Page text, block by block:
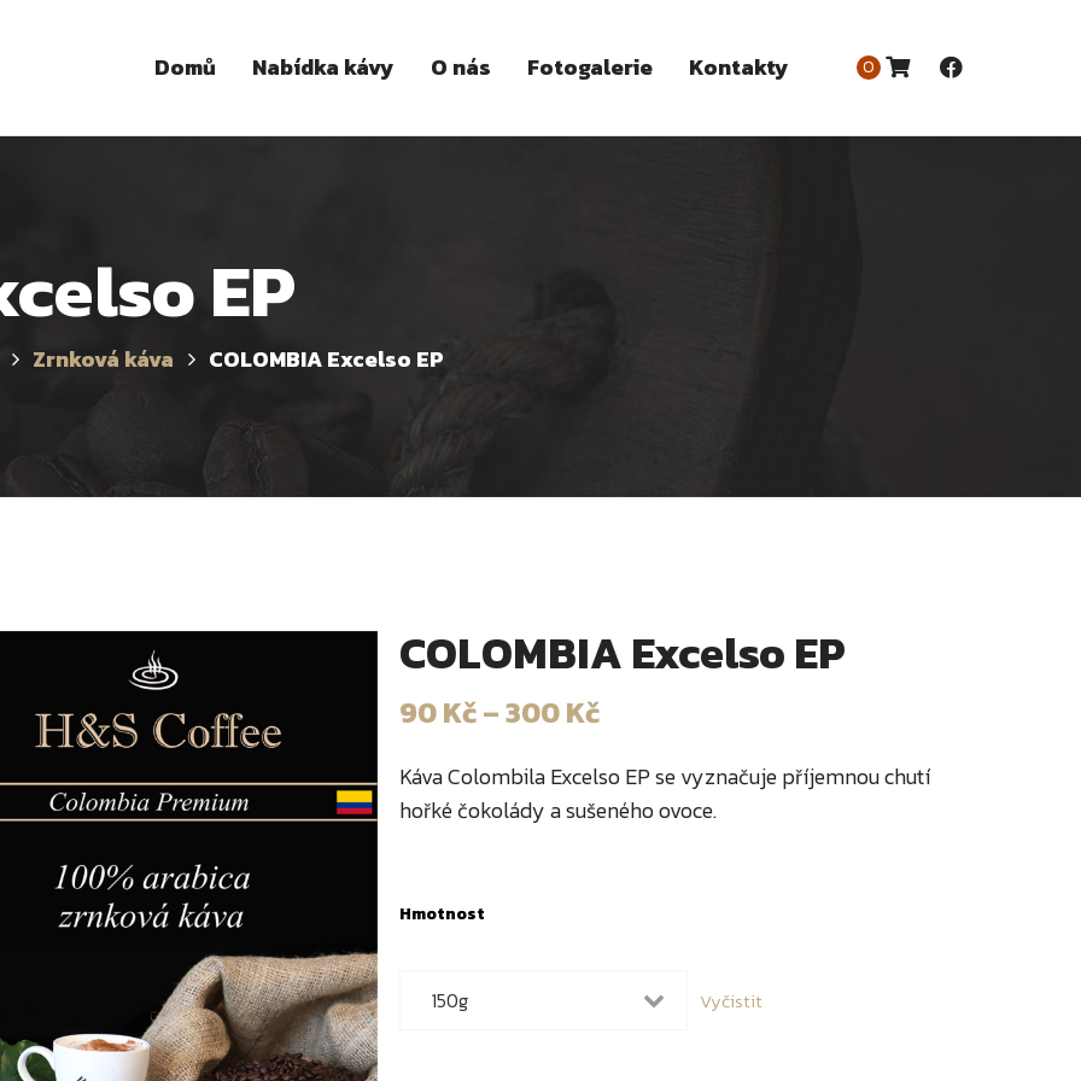
Domů Nabídka kávy O nás Fotogalerie Kontakty 0
EP
Zrnková káva COLOMBIA Excelso EP
COLOMBIA Excelso EP
90Kč–300Kč
Káva Colombila Excelso EP se vyznačuje příjemnou chutí
hořké čokolády a sušeného ovoce.
Hmotnost
Vyčistit